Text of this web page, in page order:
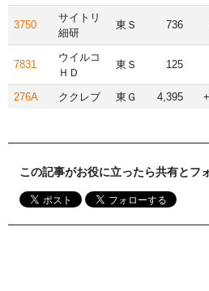
3750
サイトリ
細研
東Ｓ 736
7831
ウイルコ
ＨＤ
東Ｓ 125
276A ククレブ 東Ｇ 4,395
この記事がお役に立ったら共有とフ